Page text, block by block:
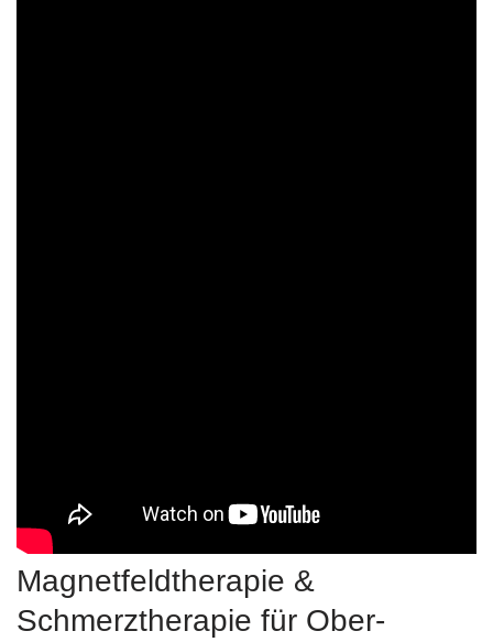
Magnetfeldtherapie &
Schmerztherapie für Ober-